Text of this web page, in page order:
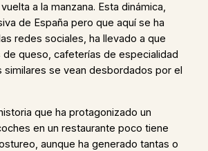
a la manzana. Esta dinámica,
de España pero que aquí se ha
redes sociales, ha llevado a que
queso, cafeterías de especialidad
se vean desbordados por el
que ha protagonizado un
en un restaurante poco tiene
aunque ha generado tantas o